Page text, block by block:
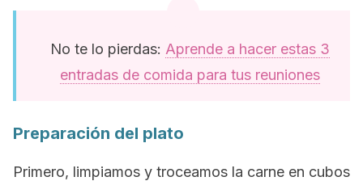
No te lo pierdas: Aprende a hacer estas 3
entradas de comida para tus reuniones
Preparación del plato
Primero, limpiamos y troceamos la carne en cubos